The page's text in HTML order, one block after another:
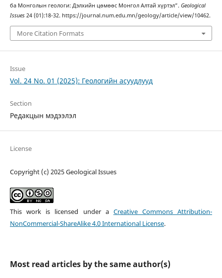
ба Монголын геологи: Дэлхийн цөмөөс Монгол Алтай хүртэл”. Geological
Issues24 (01):18-32. https://journal.num.edu.mn/geology/article/view/10462.
More Citation Formats
Issue
Vol. 24 No. 01 (2025): Геологийн асуудлууд
Section
Редакцын мэдээлэл
License
Copyright (c) 2025 Geological Issues
This work is licensed under a Creative Commons Attribution-
NonCommercial-ShareAlike 4.0 International License.
Most read articles by the same author(s)